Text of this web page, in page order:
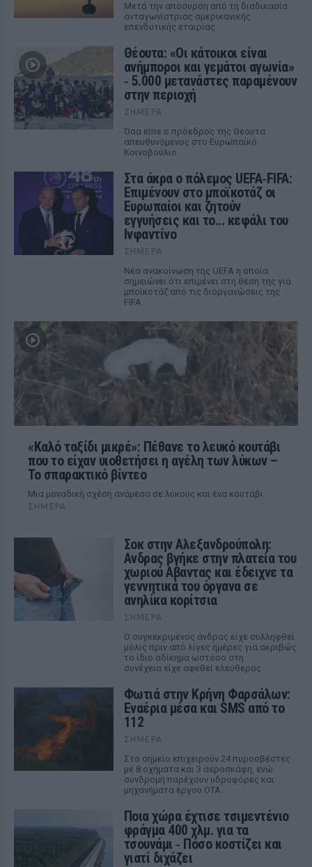
Μετά την απόσυρση από τη διαδικασία
ανταγωνίστριας αμερικανικής
επενδυτικής εταιρίας
Θέουτα: «Οι κάτοικοι είναι
ανήμποροι και γεμάτοι αγωνία»
‑ 5.000 μετανάστες παραμένουν
στην περιοχή
ΣΉΜΕΡΑ
Όσα είπε ο πρόεδρος της Θέουτα
απευθυνόμενος στο Ευρωπαϊκό
Κοινοβούλιο
Στα άκρα ο πόλεμος UEFA‑FIFA:
Επιμένουν στο μποϊκοτάζ οι
Ευρωπαίοι και ζητούν
εγγυήσεις και το... κεφάλι του
Ινφαντίνο
ΣΉΜΕΡΑ
Νέα ανακοίνωση της UEFA η οποία
σημειώνει ότι επιμένει στη θέση της για
μποϊκοτάζ από τις διοργανώσεις της
FIFA
«Καλό ταξίδι μικρέ»: Πέθανε το λευκό κουτάβι
που το είχαν υιοθετήσει η αγέλη των λύκων –
Το σπαρακτικό βίντεο
Μια μοναδική σχέση ανάμεσα σε λύκους και ένα κουτάβι
ΣΉΜΕΡΑ
Σοκ στην Αλεξανδρούπολη:
Ανδρας βγήκε στην πλατεία του
χωριού Αβαντας και έδειχνε τα
γεννητικά του όργανα σε
ανηλίκα κορίτσια
ΣΉΜΕΡΑ
Ο συγκεκριμένος άνδρας είχε συλληφθεί
μόλις πριν από λίγες ημέρες για ακριβώς
το ίδιο αδίκημα ωστόσο στη
συνέχεια είχε αφεθεί ελεύθερος
Φωτιά στην Κρήνη Φαρσάλων:
Εναέρια μέσα και SMS από το
112
ΣΉΜΕΡΑ
Στο σημείο επιχειρούν 24 πυροσβέστες
με 8 οχήματα και 3 αεροσκάφη, ενώ
συνδρομή παρέχουν υδροφόρες και
μηχανήματα έργου ΟΤΑ.
Ποια χώρα έχτισε τσιμεντένιο
φράγμα 400 χλμ. για τα
τσουνάμι ‑ Πόσο κοστίζει και
γιατί διχάζει